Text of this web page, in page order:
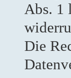
Abs. 1
Die